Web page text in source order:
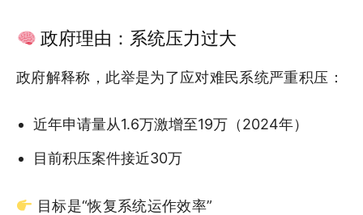
政府理由：系统压力过大
政府解释称，此举是为了应对难民系统严重积压：
近年申请量从1.6万激增至19万（2024年）
目前积压案件接近30万
目标是“恢复系统运作效率”